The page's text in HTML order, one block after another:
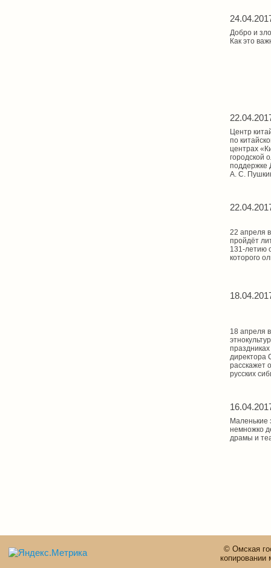
Добро и
Как это
Центр
по
центрах
городской
поддержке
А. С.
22 апреля
пройдёт
131-летию
которого
18 апреля
директора
расскажет
русских
Маленькие
немножко
драмы и
© Омская
копировании